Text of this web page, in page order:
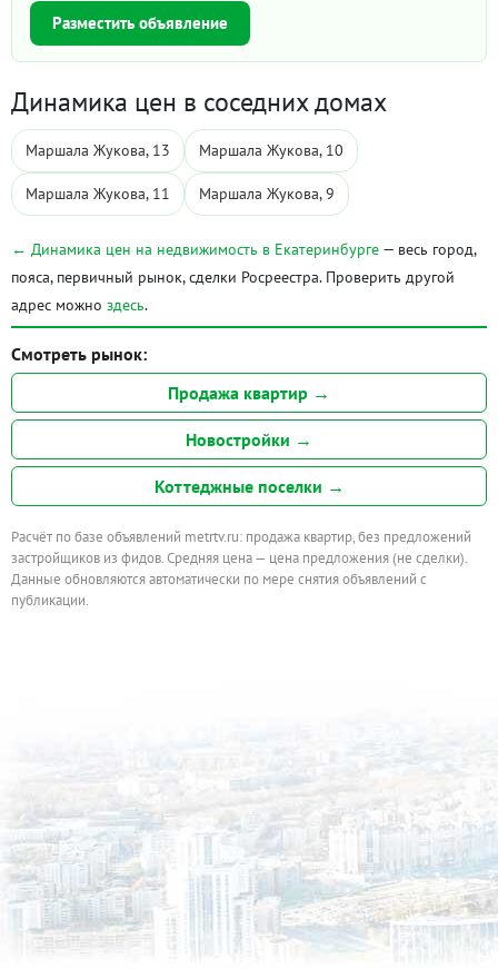
Разместить объявление
Динамика цен в соседних домах
Маршала Жукова, 13 Маршала Жукова, 10
Маршала Жукова, 11 Маршала Жукова, 9
← Динамика цен на недвижимость в Екатеринбурге — весь город,
пояса, первичный рынок, сделки Росреестра. Проверить другой
адрес можно здесь.
Смотреть рынок:
Продажа квартир →
Новостройки →
Коттеджные поселки →
Расчёт по базе объявлений metrtv.ru: продажа квартир, без предложений
застройщиков из фидов. Средняя цена — цена предложения (не сделки).
Данные обновляются автоматически по мере снятия объявлений с
публикации.